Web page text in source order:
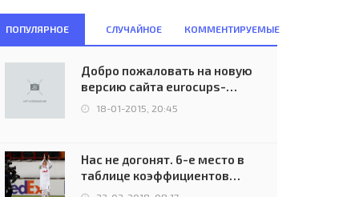
ПОПУЛЯРНОЕ СЛУЧАЙНОЕ КОММЕНТИРУЕМЫЕ
Добро пожаловать на новую
версию сайта eurocups-
uefa.ru
18-01-2015, 20:45
Нас не догонят. 6-е место в
таблице коэффициентов
УЕФА остаётся за Россией